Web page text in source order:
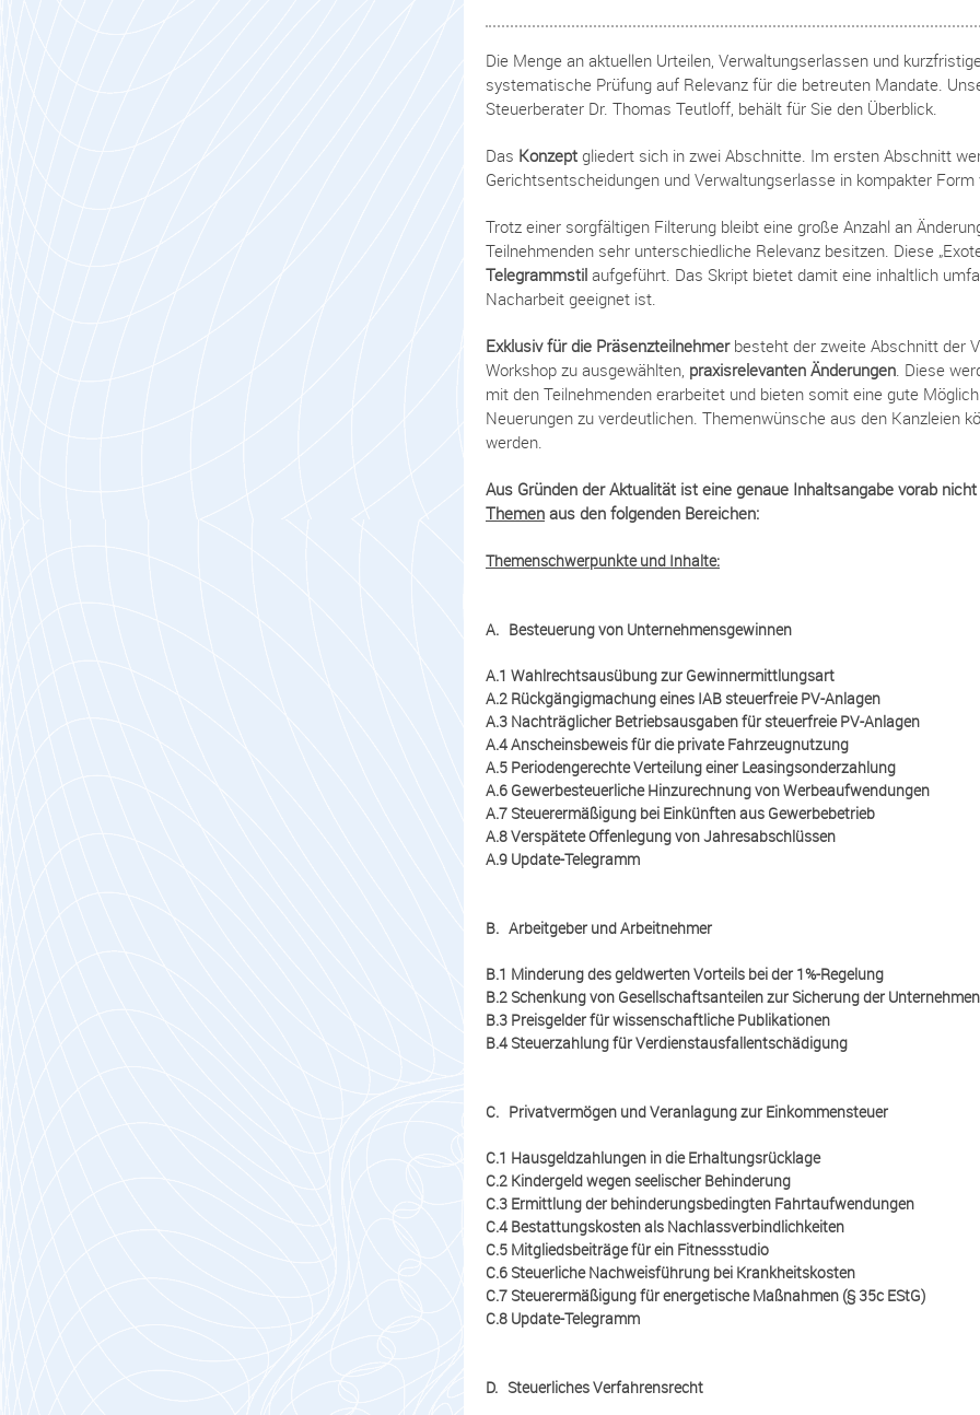
Die Menge an aktuellen Urteilen, Verwaltungserlassen und
systematische Prüfung auf Relevanz für die betreuten Mandate.
Steuerberater Dr. Thomas Teutloff, behält für Sie den Überblick.
Das Konzept gliedert sich in zwei Abschnitte. Im ersten Abschnitt
Gerichtsentscheidungen und Verwaltungserlasse in kompakter
Trotz einer sorgfältigen Filterung bleibt eine große Anzahl an
Teilnehmenden sehr unterschiedliche Relevanz besitzen. Diese
Telegrammstil aufgeführt. Das Skript bietet damit eine inhaltlich
Nacharbeit geeignet ist.
Exklusiv für die Präsenzteilnehmerbesteht der zweite Abschnitt der
Workshop zu ausgewählten, praxisrelevanten Änderungen . Diese
mit den Teilnehmenden erarbeitet und bieten somit eine gute
Neuerungen zu verdeutlichen. Themenwünsche aus den Kanzleien
werden.
Aus Gründen der Aktualität ist eine genaue Inhaltsangabe vorab
Themen aus den folgenden Bereichen:
Themenschwerpunkte und Inhalte:
A. Besteuerung von Unternehmensgewinnen
A.1 Wahlrechtsausübung zur Gewinnermittlungsart
A.2 Rückgängigmachung eines IAB steuerfreie PV-Anlagen
A.3 Nachträglicher Betriebsausgaben für steuerfreie PV-Anlagen
A.4 Anscheinsbeweis für die private Fahrzeugnutzung
A.5 Periodengerechte Verteilung einer Leasingsonderzahlung
A.6 Gewerbesteuerliche Hinzurechnung von Werbeaufwendungen
A.7 Steuerermäßigung bei Einkünften aus Gewerbebetrieb
A.8 Verspätete Offenlegung von Jahresabschlüssen
A.9 Update-Telegramm
B. Arbeitgeber und Arbeitnehmer
B.1 Minderung des geldwerten Vorteils bei der 1%-Regelung
B.2 Schenkung von Gesellschaftsanteilen zur Sicherung der
B.3 Preisgelder für wissenschaftliche Publikationen
B.4 Steuerzahlung für Verdienstausfallentschädigung
C. Privatvermögen und Veranlagung zur Einkommensteuer
C.1 Hausgeldzahlungen in die Erhaltungsrücklage
C.2 Kindergeld wegen seelischer Behinderung
C.3 Ermittlung der behinderungsbedingten Fahrtaufwendungen
C.4 Bestattungskosten als Nachlassverbindlichkeiten
C.5 Mitgliedsbeiträge für ein Fitnessstudio
C.6 Steuerliche Nachweisführung bei Krankheitskosten
C.7 Steuerermäßigung für energetische Maßnahmen (§ 35c EStG)
C.8 Update-Telegramm
D. Steuerliches Verfahrensrecht